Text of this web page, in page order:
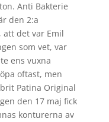
Anti Bakterie
den 2:a
att det var Emil
som vet, var
ens vuxna
oftast, men
Patina Original
den 17 maj fick
konturerna av